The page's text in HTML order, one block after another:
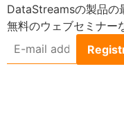
DataStreamsの製品の
無料のウェブセミナー
mail
address